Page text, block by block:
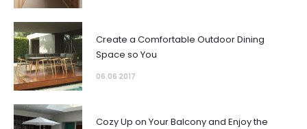
Create a Comfortable Outdoor Dining
Space so You
06.06 2017
Cozy Up on Your Balcony and Enjoy the